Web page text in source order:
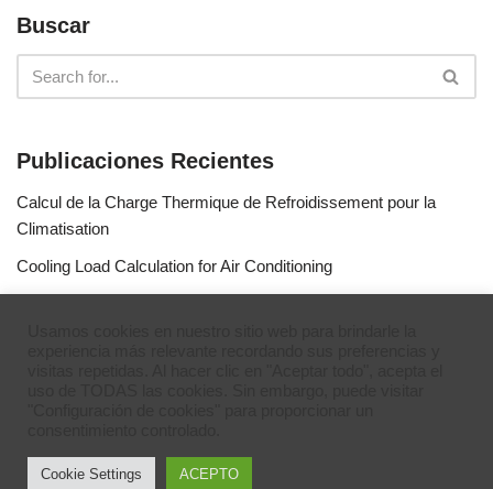
Buscar
Publicaciones Recientes
Calcul de la Charge Thermique de Refroidissement pour la
Climatisation
Cooling Load Calculation for Air Conditioning
Cookie Settings ACEPTO